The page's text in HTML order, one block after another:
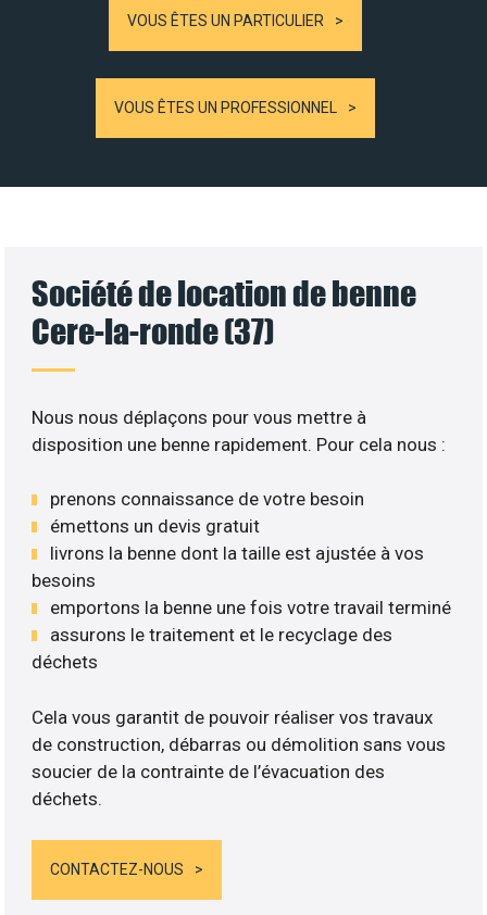
VOUS ÊTES UN PARTICULIER
VOUS ÊTES UN PROFESSIONNEL
Société de location de benne
Cere-la-ronde (37)
Nous nous déplaçons pour vous mettre à
disposition une benne rapidement. Pour cela nous :
prenons connaissance de votre besoin
émettons un devis gratuit
livrons la benne dont la taille est ajustée à vos
besoins
emportons la benne une fois votre travail terminé
assurons le traitement et le recyclage des
déchets
Cela vous garantit de pouvoir réaliser vos travaux
de construction, débarras ou démolition sans vous
soucier de la contrainte de l’évacuation des
déchets.
CONTACTEZ-NOUS